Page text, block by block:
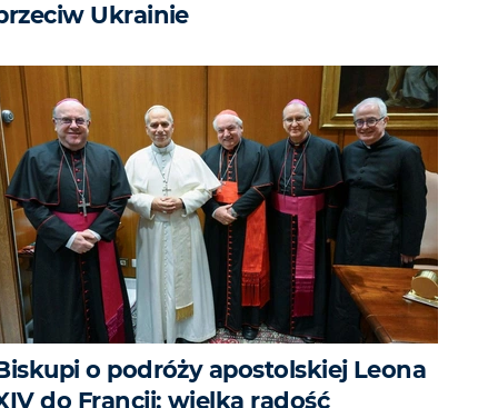
Ukrainie
o podróży apostolskiej Leona
do Francji: wielka radość